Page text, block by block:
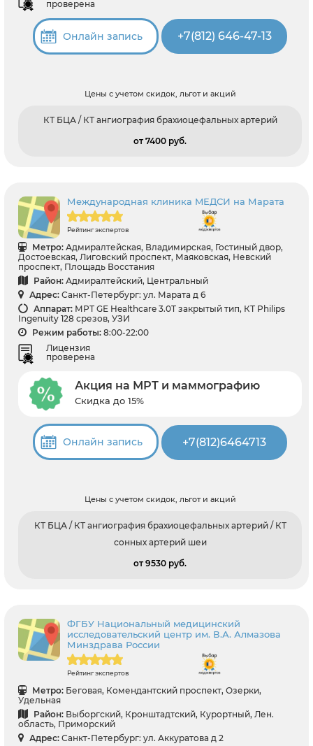
проверена
Онлайн запись +7(812) 646-47-13
Цены с учетом скидок, льгот и акций
КТ БЦА / КТ ангиография брахиоцефальных артерий
от 7400 pуб.
Международная клиника MЕДСИ на Марата
Рейтинг экспертов
Метро: Адмиралтейская, Владимирская, Гостиный двор,
Достоевская, Лиговский проспект, Маяковская, Невский
проспект, Площадь Восстания
Район: Адмиралтейский, Центральный
Адрес: Санкт-Петербург: ул. Марата д 6
Аппарат: МРТ GЕ Healthcare 3.0T закрытый тип, КТ Philips
Ingenuity 128 срезов, УЗИ
Режим работы: 8:00-22:00
Лицензия
проверена
Акция на МРТ и маммографию
Скидка до 15%
Онлайн запись +7(812)6464713
Цены с учетом скидок, льгот и акций
КТ БЦА / КТ ангиография брахиоцефальных артерий / КТ
сонных артерий шеи
от 9530 pуб.
ФГБУ Национальный медицинский
исследовательский центр им. В.А. Алмазова
Минздрава России
Рейтинг экспертов
Метро: Беговая, Комендантский проспект, Озерки,
Удельная
Район: Выборгский, Кронштадтский, Курортный, Лен.
область, Приморский
Адрес: Санкт-Петербург: ул. Аккуратова д 2